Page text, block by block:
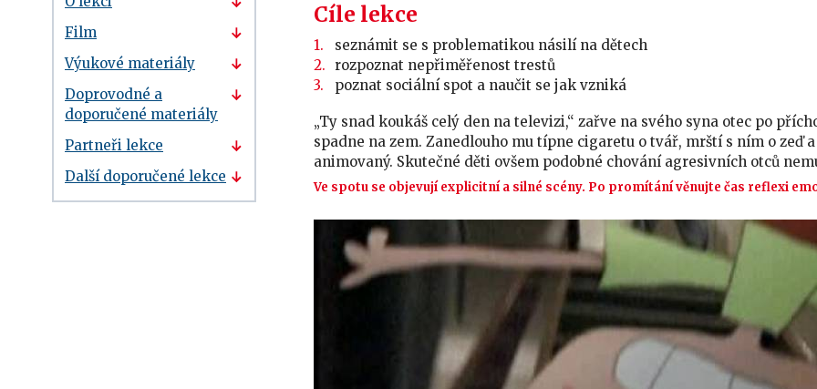
Film
Výukové materiály
Doprovodné a
doporučené materiály
Partneři lekce
Další doporučené lekce
Cíle lekce
seznámit se s problematikou násilí na dětech
rozpoznat nepřiměřenost trestů
poznat sociální spot a naučit se jak vzniká
„Ty snad koukáš celý den na televizi,“ zařve na svého syna otec po
spadne na zem. Zanedlouho mu típne cigaretu o tvář, mrští s ním o zeď
animovaný. Skutečné děti ovšem podobné chování agresivních otců
Ve spotu se objevují explicitní a silné scény. Po promítání věnujte čas reflexi